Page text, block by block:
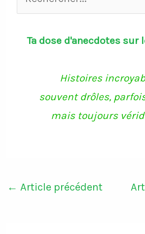
Ta dose d'anecdotes sur
Histoires
souvent drôles,
mais toujours
← Article précédent